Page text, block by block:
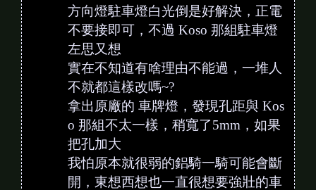
方向燈駐車燈白光倒是好解決，正電
不要接即可，不過 Koso 那組駐車燈
左思又想
實在不知道有啥理由不能過，一堆人
不就都這樣改嗎~?
拿出原廠的 車牌燈，發現孔距與 Kos
o 那組不太一樣，稍寬了5mm，如果
把孔加大
我怕原本就很弱的鋁騎一騎可能會斷
開，東想西想也一直很想要強壯的車